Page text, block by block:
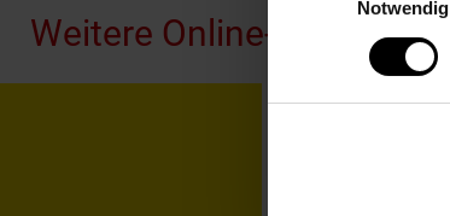
Notwendig
Weitere Online-Angebote
Netto Reisen